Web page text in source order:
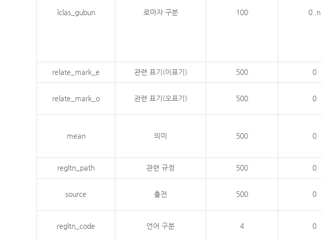
lclas_gubun 로마자 구분 100 0..n
relate_mark_e 관련 표기(이표기) 500 0
relate_mark_o 관련 표기(오표기) 500 0
mean 의미 500 0
regltn_path 관련 규정 500 0
source 출전 500 0
regltn_code 언어 구분 4 0